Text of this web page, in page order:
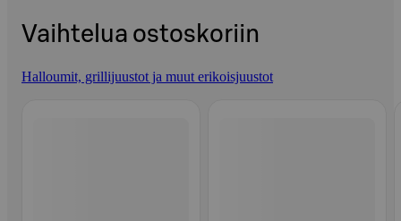
Vaihtelua ostoskoriin
Halloumit, grillijuustot ja muut erikoisjuustot